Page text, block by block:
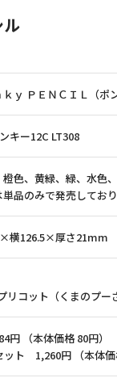
ｋｙ ＰＥＮＣＩＬ（ポ
キー12C LT308
橙色、黄緑、緑、水色
単品のみで発売しており
横126.5×厚さ21mm
リコット（くまのプー
円 （本体価格 80円）
ット 1,260円 （本体